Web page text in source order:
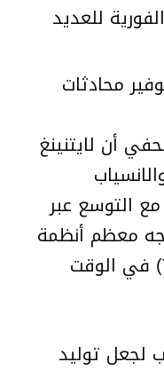
للعديد
محادثات
أن لايتنينغ
التوسع عبر
معظم أنظمة
تحويل النص إلى كلام (TTS) في الوقت
ديبدب لجعل توليد